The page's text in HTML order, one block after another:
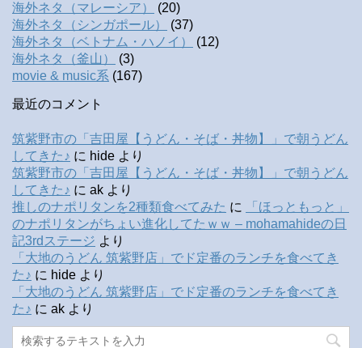
海外ネタ（マレーシア）
(20)
海外ネタ（シンガポール）
(37)
海外ネタ（ベトナム・ハノイ）
(12)
海外ネタ（釜山）
(3)
movie & music系 (167)
最近のコメント
筑紫野市の「吉田屋【うどん・そば・丼物】」で朝うどん
してきた♪ に hide より
筑紫野市の「吉田屋【うどん・そば・丼物】」で朝うどん
してきた♪ に ak より
推しのナポリタンを2種類食べてみた に
「ほっともっと」
のナポリタンがちょい進化してたｗｗ – mohamahideの日
記3rdステージ より
「大地のうどん 筑紫野店」でド定番のランチを食べてき
た♪ に hide より
「大地のうどん 筑紫野店」でド定番のランチを食べてき
た♪ に ak より